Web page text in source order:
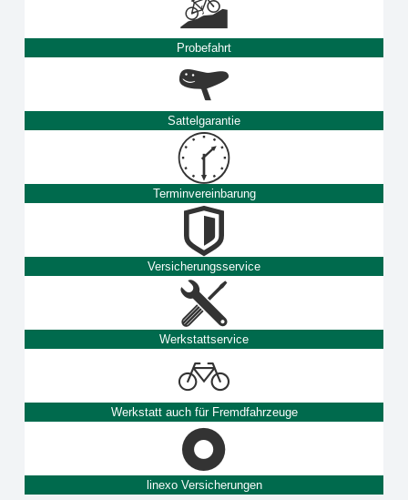
Probefahrt
Sattelgarantie
Terminvereinbarung
Versicherungsservice
Werkstattservice
Werkstatt auch für Fremdfahrzeuge
linexo Versicherungen